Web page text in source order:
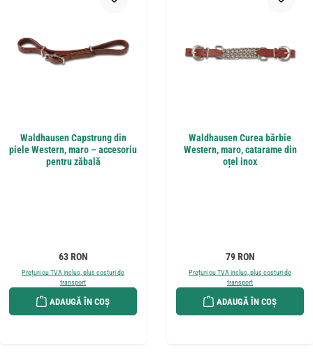
Waldhausen Capstrung din
piele Western, maro – accesoriu
pentru zăbală
Preț obișnuit:
63 RON
Prețuri cu TVA inclus, plus costuri de
transport
ADAUGĂ ÎN COȘ
Waldhausen Curea bărbie
Western, maro, catarame din
oțel inox
Preț obișnuit:
79 RON
Prețuri cu TVA inclus, plus costuri de
transport
ADAUGĂ ÎN COȘ